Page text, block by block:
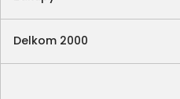
Delkom 2000